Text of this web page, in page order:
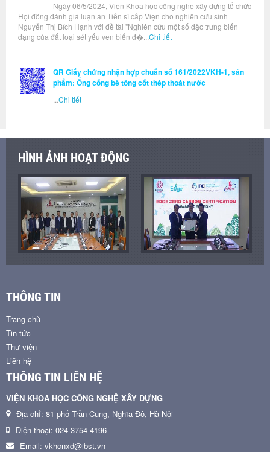
Ngày 06/5/2024, Viện Khoa học công nghệ xây dựng tổ chức
Hội đồng đánh giá luận án Tiến sĩ cấp Viện cho nghiên cứu sinh
Nguyễn Thị Bích Hạnh với đề tài "Nghiên cứu một số đặc trưng biến
dạng của đất loại sét yếu ven biển đ�... Chi tiết
QR Giấy chứng nhận hợp chuẩn số 161/2022VKH-1, sản
phẩm: Ống cống bê tông cốt thép thoát nước
Chi tiết
HÌNH ẢNH HOẠT ĐỘNG
THÔNG TIN
Trang chủ
Tin tức
Thư viện
Liên hệ
THÔNG TIN LIÊN HỆ
VIỆN KHOA HỌC CÔNG NGHỆ XÂY DỰNG
Địa chỉ: 81 phố Trần Cung, Nghĩa Đô, Hà Nội
Điện thoại: 024 3754 4196
Email: vkhcnxd@ibst.vn